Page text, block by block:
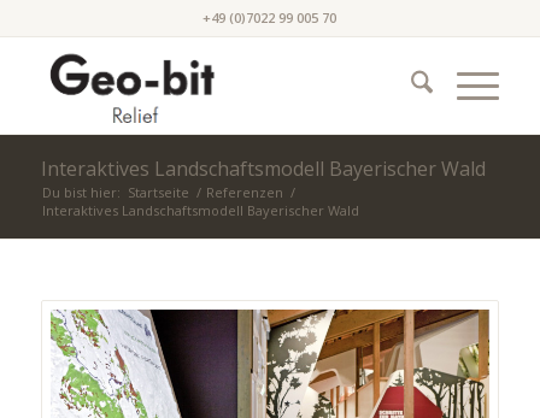
+49 (0)7022 99 005 70
Interaktives Landschaftsmodell Bayerischer Wald
Du bist hier: Startseite / Referenzen /
Interaktives Landschaftsmodell Bayerischer Wald